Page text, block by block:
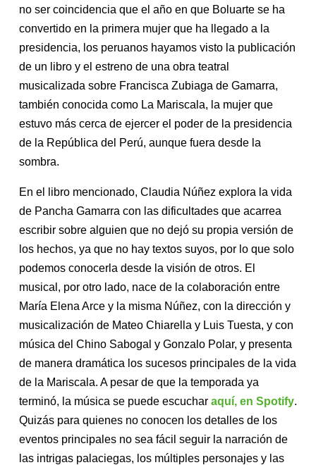
no ser coincidencia que el año en que Boluarte se ha
convertido en la primera mujer que ha llegado a la
presidencia, los peruanos hayamos visto la publicación
de un libro y el estreno de una obra teatral
musicalizada sobre Francisca Zubiaga de Gamarra,
también conocida como La Mariscala, la mujer que
estuvo más cerca de ejercer el poder de la presidencia
de la República del Perú, aunque fuera desde la
sombra.
En el libro mencionado, Claudia Núñez explora la vida
de Pancha Gamarra con las dificultades que acarrea
escribir sobre alguien que no dejó su propia versión de
los hechos, ya que no hay textos suyos, por lo que solo
podemos conocerla desde la visión de otros. El
musical, por otro lado, nace de la colaboración entre
María Elena Arce y la misma Núñez, con la dirección y
musicalización de Mateo Chiarella y Luis Tuesta, y con
música del Chino Sabogal y Gonzalo Polar, y presenta
de manera dramática los sucesos principales de la vida
de la Mariscala. A pesar de que la temporada ya
terminó, la música se puede escuchar aquí, en Spotify.
Quizás para quienes no conocen los detalles de los
eventos principales no sea fácil seguir la narración de
las intrigas palaciegas, los múltiples personajes y las